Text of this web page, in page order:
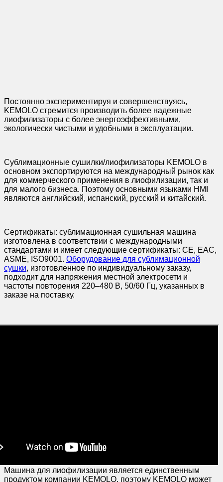
Постоянно экспериментируя и совершенствуясь,
KEMOLO стремится производить более надежные
лиофилизаторы с более энергоэффективными,
экологически чистыми и удобными в эксплуатации.
Сублимационные сушилки/лиофилизаторы KEMOLO в
основном экспортируются на международный рынок как
для коммерческого применения в лиофилизации, так и
для малого бизнеса. Поэтому основными языками HMI
являются английский, испанский, русский и китайский.
Сертификаты: сублимационная сушильная машина
изготовлена в соответствии с международными
стандартами и имеет следующие сертификаты: CE, EAC,
ASME, ISO9001. Оборудование для сублимационной
сушки, изготовленное по индивидуальному заказу,
подходит для напряжения местной электросети и
частоты повторения 220–480 В, 50/60 Гц, указанных в
заказе на поставку.
Машина для лиофилизации является единственным
продуктом компании KEMOLO, поэтому KEMOLO может